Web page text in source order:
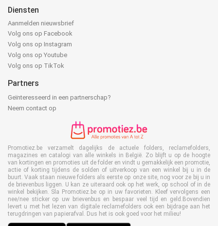
Diensten
Aanmelden nieuwsbrief
Volg ons op Facebook
Volg ons op Instagram
Volg ons op Youtube
Volg ons op TikTok
Partners
Geïnteresseerd in een partnerschap?
Neem contact op
Promotiez.be verzamelt dagelijks de actuele folders, reclamefolders,
magazines en catalogi van alle winkels in België. Zo blijft u op de hoogte
van kortingen en promoties uit de folder en vindt u gemakkelijk een promotie,
actie of korting tijdens de solden of uitverkoop van een winkel bij u in de
buurt. Vaak staan nieuwe folders als eerste op onze site, nog voor ze bij u in
de brievenbus liggen. U kan ze uiteraard ook op het werk, op school of in de
winkel bekijken. Sla Promotiez.be op in uw favorieten. Kleef vervolgens een
nee/nee sticker op uw brievenbus en bespaar veel tijd en geld.Bovendien
levert u met het lezen van digitale reclamefolders ook een bijdrage aan het
terugdringen van papierafval. Dus het is ook goed voor het milieu!